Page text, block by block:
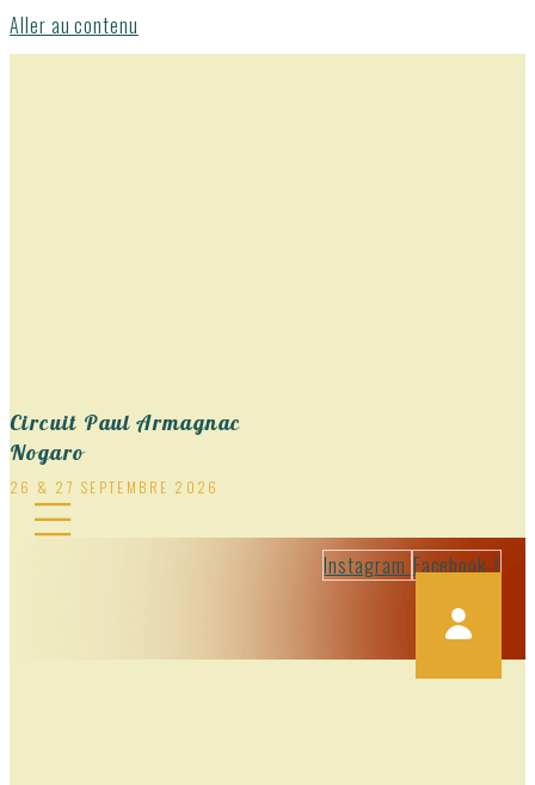
Aller au contenu
Circuit Paul Armagnac
Nogaro
26 & 27 SEPTEMBRE 2026
Instagram Facebook-f